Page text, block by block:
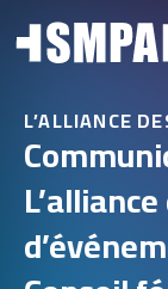
L’ALLIANCE